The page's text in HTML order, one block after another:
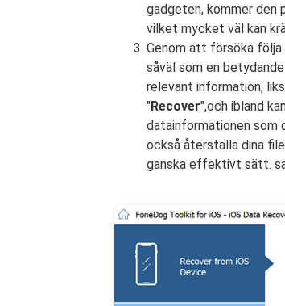
gadgeten, kommer den
vilket mycket väl kan
Genom att försöka följa
såväl som en
relevant information,
"Recover",och ibland
datainformationen som
också återställa dina
ganska effektivt sätt.